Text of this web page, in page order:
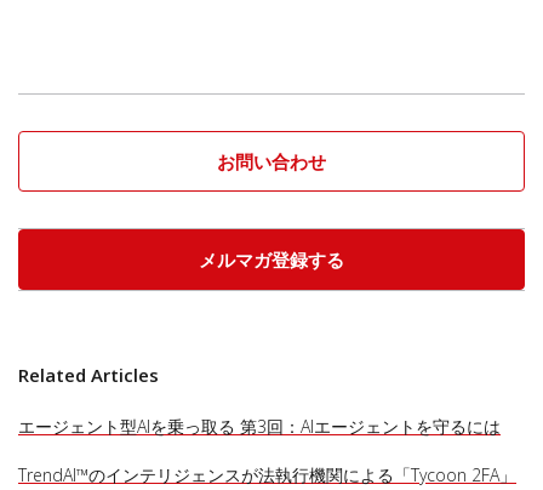
お問い合わせ
メルマガ登録する
Related Articles
エージェント型AIを乗っ取る 第3回：AIエージェントを守るには
TrendAI™のインテリジェンスが法執行機関による「Tycoon 2FA」